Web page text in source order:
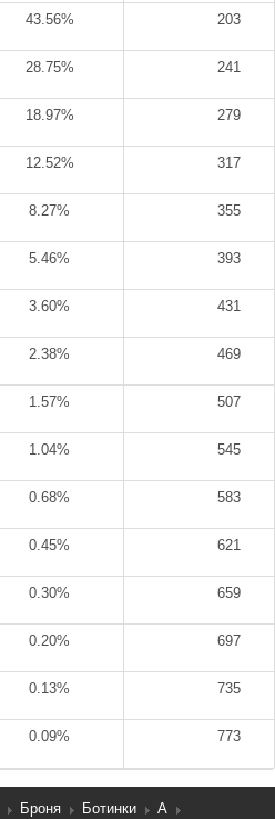
43.56% 203
28.75% 241
18.97% 279
12.52% 317
8.27% 355
5.46% 393
3.60% 431
2.38% 469
1.57% 507
1.04% 545
0.68% 583
0.45% 621
0.30% 659
0.20% 697
0.13% 735
0.09% 773
Броня Ботинки
A